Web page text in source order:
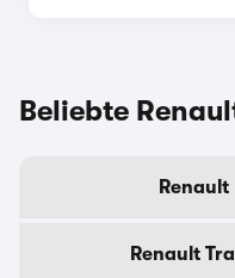
Beliebte
Renault